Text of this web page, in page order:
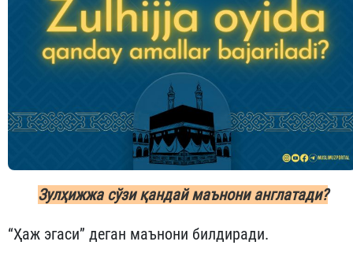
Зулҳижжа сўзи қандай маънони англатади?
“Ҳаж эгаси” деган маънони билдиради.